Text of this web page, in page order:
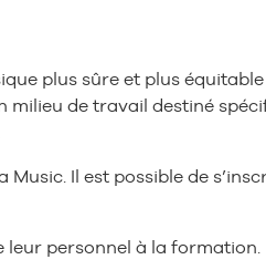
plus sûre et plus
milieu de travail destiné
Il est possible de
leur personnel à la formation.